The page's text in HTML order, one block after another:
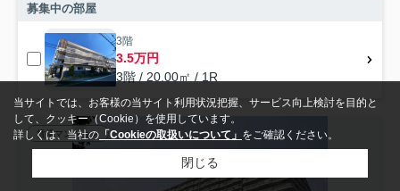
募集中の部屋
3階
3.5万円
3階 / 20.00㎡ / 1R
賃貸マンション
当サイトでは、お客様の当サイト利用状況把握、サービス向上検討を目的と
して、クッキー（Cookie）を使用しています。
詳しくは、当社の 「Cookieの取扱いについて」 をご確認ください。
閉じる